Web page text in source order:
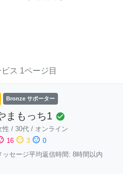
ス 1ページ目
Bronze サポーター
まもっち1 check_circle
性 / 30代 / オンライン
16 sentiment_neutral 3 sentiment_dissatisfied 0
ッセージ平均返信時間: 8時間以内